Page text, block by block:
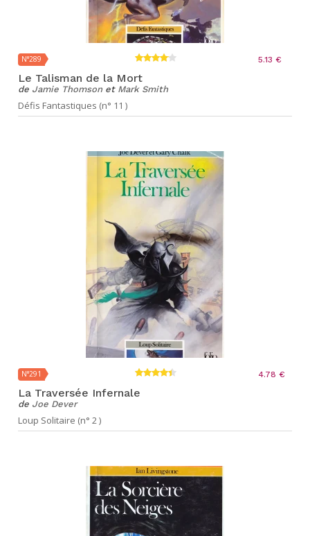
N°289 5.13 €
Le Talisman de la Mort
de Jamie Thomson et Mark Smith
Défis Fantastiques (n° 11 )
N°291 4.78 €
La Traversée Infernale
de Joe Dever
Loup Solitaire (n° 2 )